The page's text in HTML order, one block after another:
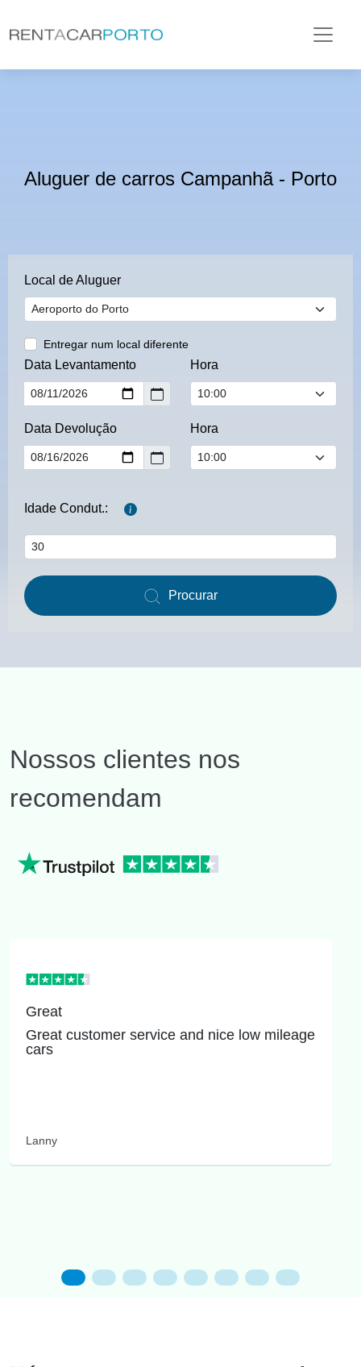
Aluguer de carros Campanhã - Porto
Local de Aluguer
Entregar num local diferente
Data Levantamento Hora
Data Devolução Hora
Idade Condut.:
Procurar
Nossos clientes nos
recomendam
Great
Great customer service and nice low mileage
cars
Lanny